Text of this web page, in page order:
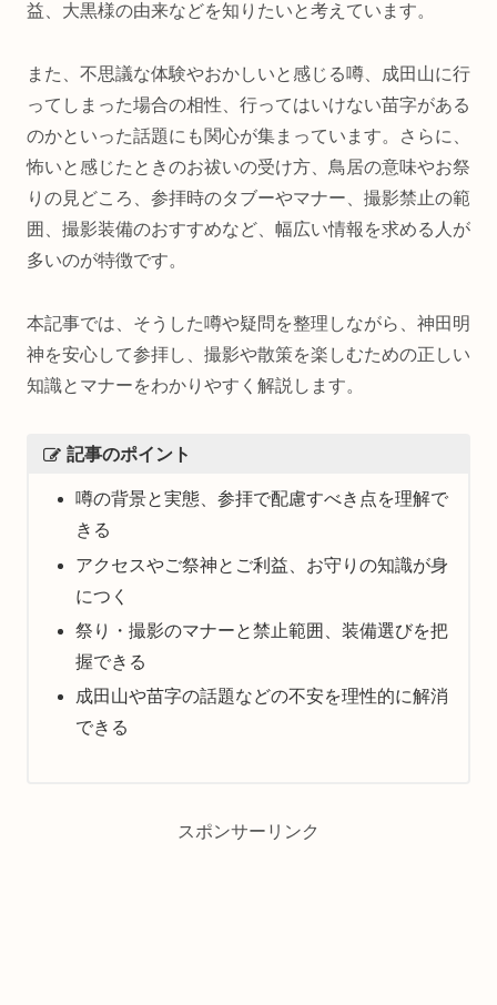
益、大黒様の由来などを知りたいと考えています。
また、不思議な体験やおかしいと感じる噂、成田山に行
ってしまった場合の相性、行ってはいけない苗字がある
のかといった話題にも関心が集まっています。さらに、
怖いと感じたときのお祓いの受け方、鳥居の意味やお祭
りの見どころ、参拝時のタブーやマナー、撮影禁止の範
囲、撮影装備のおすすめなど、幅広い情報を求める人が
多いのが特徴です。
本記事では、そうした噂や疑問を整理しながら、神田明
神を安心して参拝し、撮影や散策を楽しむための正しい
知識とマナーをわかりやすく解説します。
記事のポイント
噂の背景と実態、参拝で配慮すべき点を理解で
きる
アクセスやご祭神とご利益、お守りの知識が身
につく
祭り・撮影のマナーと禁止範囲、装備選びを把
握できる
成田山や苗字の話題などの不安を理性的に解消
できる
スポンサーリンク